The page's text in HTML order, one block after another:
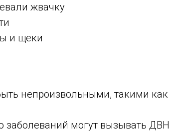
жвачку
и щеки
непроизвольными, такими
заболеваний могут вызывать